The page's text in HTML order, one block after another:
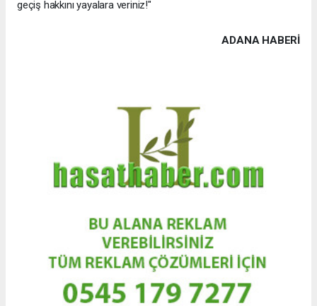
geçiş hakkını yayalara veriniz!"
ADANA HABERİ